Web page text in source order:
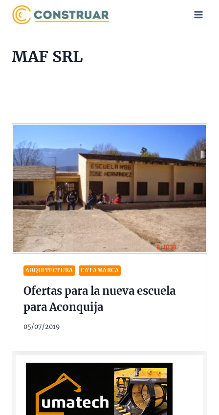
Saltar
MAF SRL
ARQUITECTURA CATAMARCA
Ofertas para la nueva escuela
para Aconquija
05/07/2019